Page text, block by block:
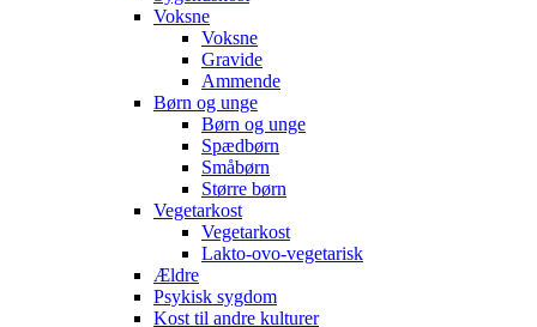
Voksne
Voksne
Gravide
Ammende
Børn og unge
Børn og unge
Spædbørn
Småbørn
Større børn
Vegetarkost
Vegetarkost
Lakto-ovo-vegetarisk
Ældre
Psykisk sygdom
Kost til andre kulturer